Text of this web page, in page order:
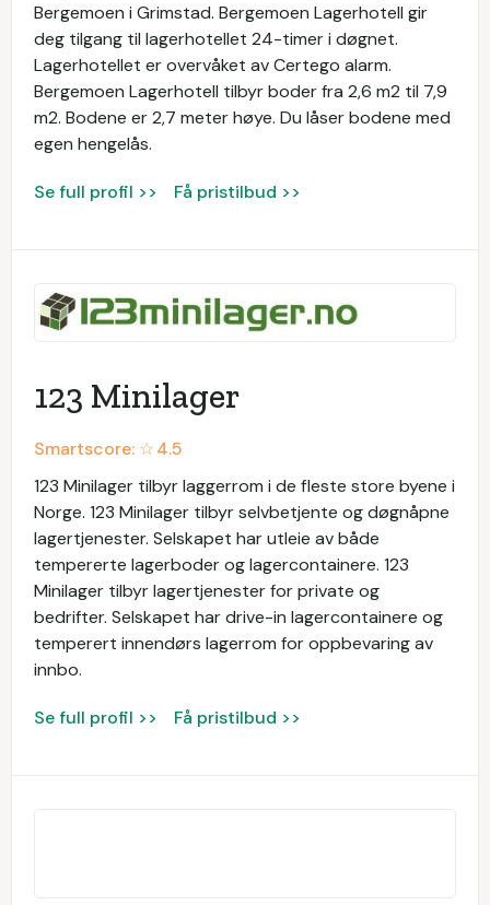
Bergemoen i Grimstad. Bergemoen Lagerhotell gir
deg tilgang til lagerhotellet 24-timer i døgnet.
Lagerhotellet er overvåket av Certego alarm.
Bergemoen Lagerhotell tilbyr boder fra 2,6 m2 til 7,9
m2. Bodene er 2,7 meter høye. Du låser bodene med
egen hengelås.
Se full profil >> Få pristilbud >>
123 Minilager
Smartscore: ☆4.5
123 Minilager tilbyr laggerrom i de fleste store byene i
Norge. 123 Minilager tilbyr selvbetjente og døgnåpne
lagertjenester. Selskapet har utleie av både
tempererte lagerboder og lagercontainere. 123
Minilager tilbyr lagertjenester for private og
bedrifter. Selskapet har drive-in lagercontainere og
temperert innendørs lagerrom for oppbevaring av
innbo.
Se full profil >> Få pristilbud >>